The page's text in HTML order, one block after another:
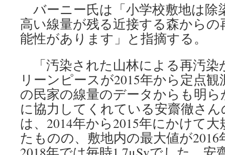
バーニー氏は「小学校敷地は除
高い線量が残る近接する森から
能性があります」と指摘する。
「汚染された山林による再汚染
リーンピースが2015年から定点
の民家の線量のデータからも明
に協力してくれている安齋徹さ
は、2014年から2015年にかけて
たものの、敷地内の最大値が2016